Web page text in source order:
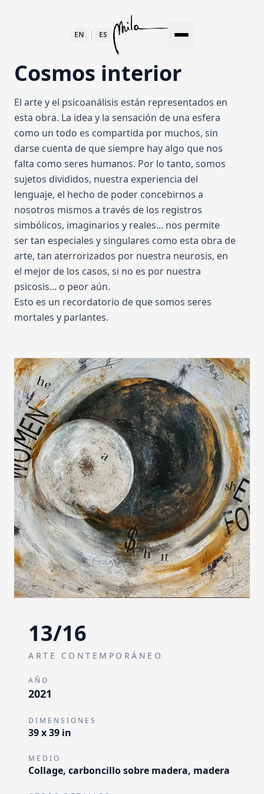
EN ES
ARTE CONTEMPORÁNEO
EN LA NATURALEZA
ESCULTURA
MISCELÁNEO
EVENTOS
BLOG
Cosmos interior
El arte y el psicoanálisis están representados en
esta obra. La idea y la sensación de una esfera
como un todo es compartida por muchos, sin
darse cuenta de que siempre hay algo que nos
falta como seres humanos. Por lo tanto, somos
sujetos divididos, nuestra experiencia del
lenguaje, el hecho de poder concebirnos a
nosotros mismos a través de los registros
simbólicos, imaginarios y reales... nos permite
ser tan especiales y singulares como esta obra de
arte, tan aterrorizados por nuestra neurosis, en
el mejor de los casos, si no es por nuestra
psicosis... o peor aún.
Esto es un recordatorio de que somos seres
mortales y parlantes.
13/16
ARTE CONTEMPORÁNEO
AÑO
2021
DIMENSIONES
39 x 39 in
MEDIO
Collage, carboncillo sobre madera, madera